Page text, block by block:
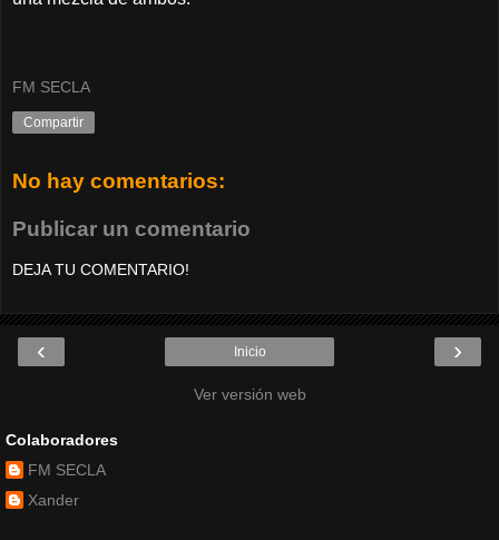
FM SECLA
Compartir
No hay comentarios:
Publicar un comentario
DEJA TU COMENTARIO!
‹ ›
Inicio
Ver versión web
Colaboradores
FM SECLA
Xander